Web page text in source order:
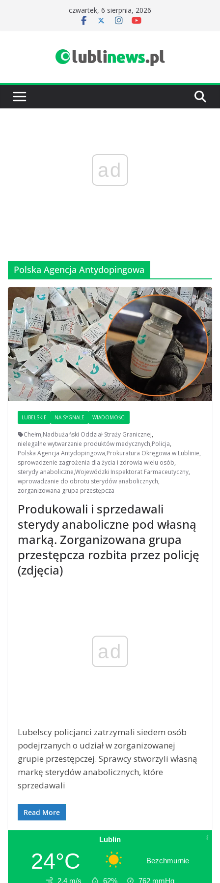
czwartek, 6 sierpnia, 2026
ad
Polska Agencja Antydopingowa
LUBELSKIE NA SYGNALE WIADOMOŚCI
Chełm,Nadbużański Oddział Straży Granicznej,
nielegalne wytwarzanie produktów medycznych,Policja,
Polska Agencja Antydopingowa,Prokuratura Okręgowa w Lublinie,
sprowadzenie zagrożenia dla życia i zdrowia wielu osób,
sterydy anaboliczne,Wojewódzki Inspektorat Farmaceutyczny,
wprowadzanie do obrotu sterydów anabolicznych,
zorganizowana grupa przestępcza
Produkowali i sprzedawali
sterydy anaboliczne pod własną
marką. Zorganizowana grupa
przestępcza rozbita przez policję
(zdjęcia)
ad
Lubelscy policjanci zatrzymali siedem osób
podejrzanych o udział w zorganizowanej
grupie przestępczej. Sprawcy stworzyli własną
markę sterydów anabolicznych, które
sprzedawali
Read More
Lublin
24°C Bezchmurnie
2.4 m/s 62% 762 mmHg